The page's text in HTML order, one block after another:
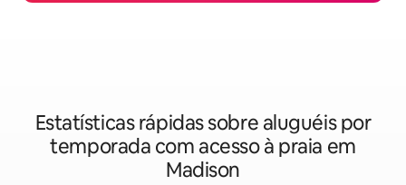
Estatísticas rápidas sobre aluguéis por
temporada com acesso à praia em
Madison